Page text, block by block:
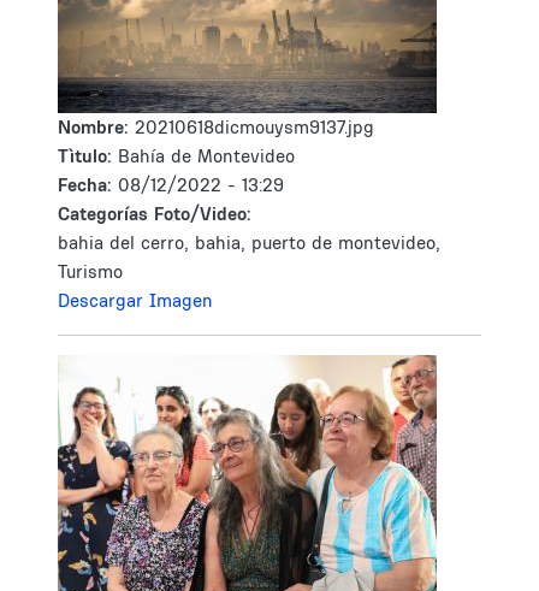
Nombre: 20210618dicmouysm9137.jpg
Tìtulo: Bahía de Montevideo
Fecha: 08/12/2022 - 13:29
Categorías Foto/Video:
bahia del cerro, bahia, puerto de montevideo,
Turismo
Descargar Imagen